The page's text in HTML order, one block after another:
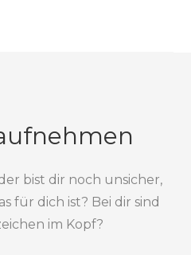
bist dir noch unsicher,
für dich ist? Bei dir sind
im Kopf?